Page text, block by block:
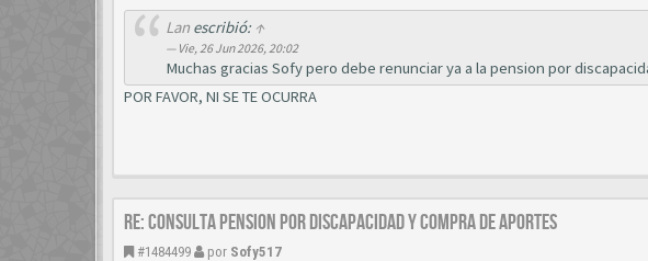
Lanescribió: ↑
Vie, 26 Jun 2026, 20:02
Muchas gracias Sofy pero debe renunciar ya a la pension por
POR FAVOR, NI SE TE OCURRA
Re: CONSULTA PENSION POR DISCAPACIDAD Y COMPRA DE APORTES
#1484499 por Sofy517